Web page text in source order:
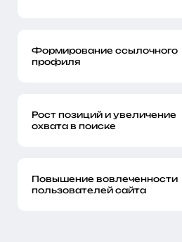
Формирование ссылочного
профиля
Рост позиций и увеличение
охвата в поиске
Повышение вовлеченности
пользователей сайта